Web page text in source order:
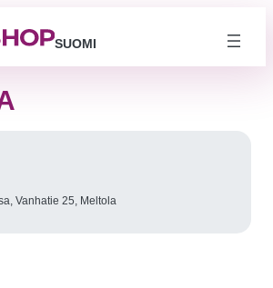
SUOMI
Vanhatie 25, Meltola